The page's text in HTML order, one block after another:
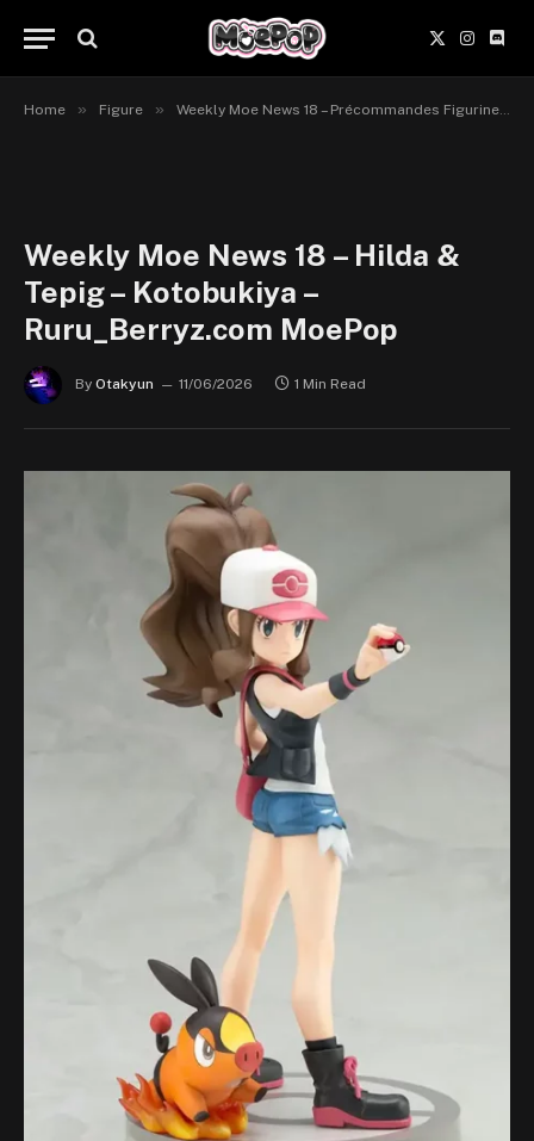
X
(Twitter)
Home » Figure » Weekly Moe News 18 – Précommandes Figurines du 8 au 14 juin 2026
Weekly Moe News 18 – Hilda &
Tepig – Kotobukiya –
Ruru_Berryz.com MoePop
By Otakyun 11/06/2026 1 Min Read